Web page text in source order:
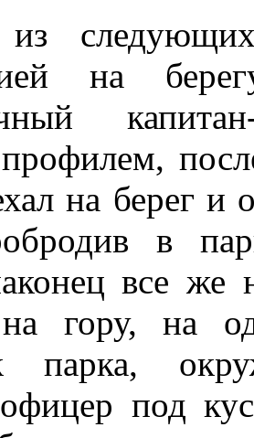
на
на берег и
в
все
гору, на
парка,
под